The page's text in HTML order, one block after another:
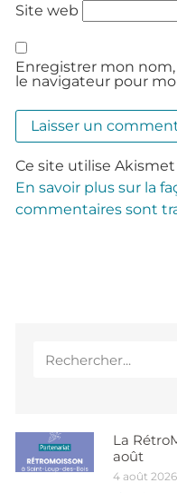
Site web
Enregistrer mon
le navigateur pour
Ce site utilise
En savoir plus sur la
commentaires sont
La
août
4 août 2026